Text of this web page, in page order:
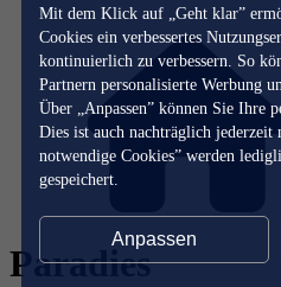
Mit dem Klick auf „Geht klar”
Cookies ein verbessertes
kontinuierlich zu verbessern. So
Partnern personalisierte Werbung
Über „Anpassen” können Sie Ihre
Dies ist auch nachträglich
notwendige Cookies” werden
gespeichert.
Anpassen
Paradies